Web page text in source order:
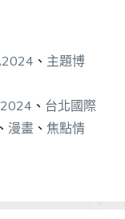
、 主題博
、 台北國際
、 漫畫 、 焦點情